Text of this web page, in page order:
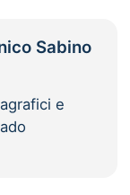
Sabino
e